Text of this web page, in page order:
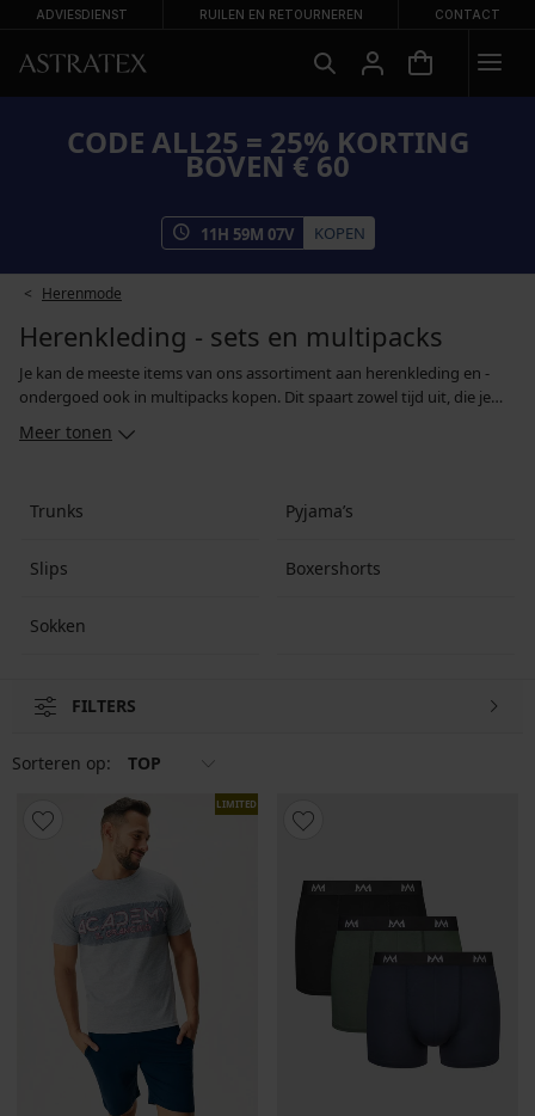
ADVIESDIENST RUILEN EN RETOURNEREN CONTACT
CODE ALL25 = 25% KORTING
BOVEN € 60
11H 59M 06V KOPEN
Herenmode
Herenkleding - sets en multipacks
Je kan de meeste items van ons assortiment aan herenkleding en -
ondergoed ook in multipacks kopen. Dit spaart zowel tijd uit, die je
aangezien sets vaak voordeliger uitpakken. Je kan setjes herenboxers,
hobby's behoort, zullen multipacks met ondergoed en andere
Meer tonen
Trunks Pyjama’s
Slips Boxershorts
Sokken
FILTERS
Sorteren op: TOP
LIMITED